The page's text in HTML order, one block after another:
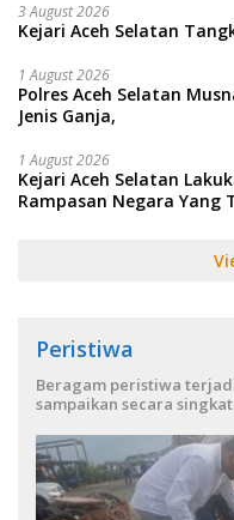
3 August 2026
Kejari Aceh Selatan
1 August 2026
Polres Aceh Selatan
Jenis Ganja,
1 August 2026
Kejari Aceh Selatan
Rampasan Negara Yang
Peristiwa
Beragam peristiwa
sampaikan secara